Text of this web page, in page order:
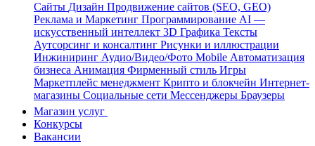
Сайты Дизайн Продвижение сайтов (SEO, GEO)
Реклама и Маркетинг Программирование AI —
искусственный интеллект 3D Графика Тексты
Аутсорсинг и консалтинг Рисунки и иллюстрации
Инжиниринг Аудио/Видео/Фото Mobile Автоматизация
бизнеса Анимация Фирменный стиль Игры
Маркетплейс менеджмент Крипто и блокчейн Интернет-
магазины Социальные сети Мессенджеры Браузеры
Магазин услуг
Конкурсы
Вакансии